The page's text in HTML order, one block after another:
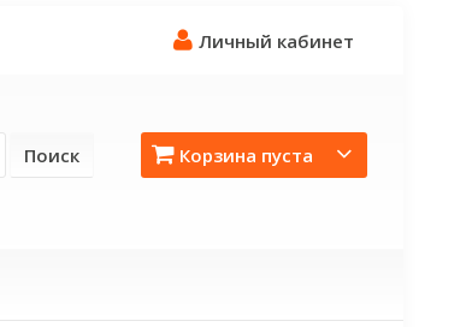
Личный кабинет
Корзина пуста
Поиск